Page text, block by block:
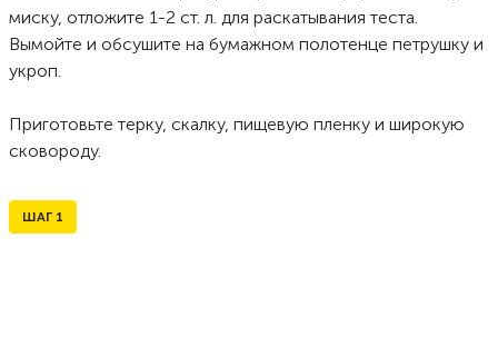
миску, отложите 1-2 ст. л. для раскатывания теста.
Вымойте и обсушите на бумажном полотенце петрушку и
укроп.
Приготовьте терку, скалку, пищевую пленку и широкую
сковороду.
ШАГ 1